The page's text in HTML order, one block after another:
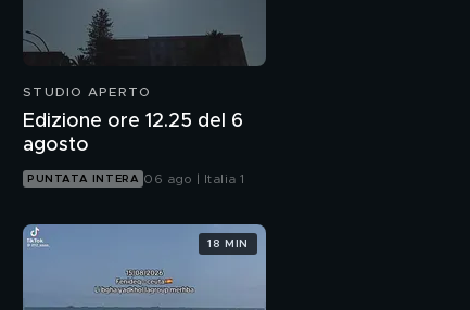
STUDIO APERTO
Edizione ore 12.25 del 6
agosto
PUNTATA INTERA 06 ago | Italia 1
18 MIN